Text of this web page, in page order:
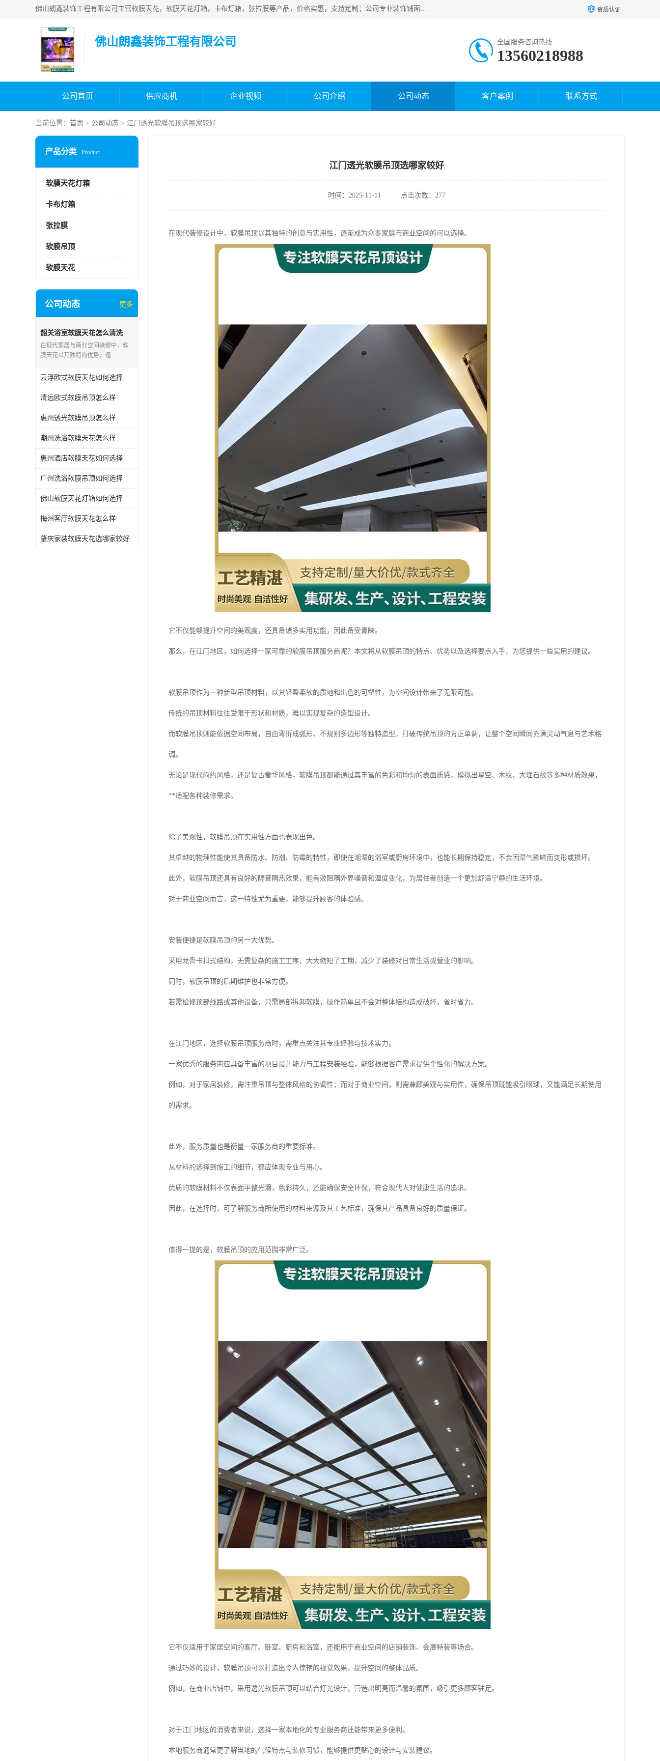
佛山朗鑫装饰工程有限公司主营软膜天花，软膜天花灯箱，卡布灯箱，张拉膜等产品，价格实惠，支持定制；公司专业装饰铺面，家居，会展特装，软膜等工程，技能精良人员，安装快、价格合理，质量保证、热诚与各方有识人士合作，欢迎新老客户来电咨询。 资质认证
佛山朗鑫装饰工程有限公司 全国服务咨询热线:
13560218988
公司首页 供应商机 企业视频 公司介绍 公司动态 客户案例 联系方式
当前位置： 首页 > 公司动态 > 江门透光软膜吊顶选哪家较好
产品分类 Product
软膜天花灯箱
卡布灯箱
张拉膜
软膜吊顶
软膜天花
公司动态 更多
韶关浴室软膜天花怎么清洗
在现代家居与商业空间装修中，软
膜天花以其独特的优势，逐..
云浮欧式软膜天花如何选择
清远欧式软膜吊顶怎么样
惠州透光软膜吊顶怎么样
潮州洗浴软膜天花怎么样
惠州酒店软膜天花如何选择
广州洗浴软膜吊顶如何选择
佛山软膜天花灯箱如何选择
梅州客厅软膜天花怎么样
肇庆家装软膜天花选哪家较好
江门透光软膜吊顶选哪家较好
时间：2025-11-11 点击次数：277
在现代装修设计中，软膜吊顶以其独特的创意与实用性，逐渐成为众多家庭与商业空间的可以选择。
它不仅能够提升空间的美观度，还具备诸多实用功能，因此备受青睐。
那么，在江门地区，如何选择一家可靠的软膜吊顶服务商呢？本文将从软膜吊顶的特点、优势以及选择要点入手，为您提供一些实用的建议。
软膜吊顶作为一种新型吊顶材料，以其轻盈柔软的质地和出色的可塑性，为空间设计带来了无限可能。
传统的吊顶材料往往受限于形状和材质，难以实现复杂的造型设计。
而软膜吊顶则能依据空间布局，自由弯折成弧形、不规则多边形等独特造型，打破传统吊顶的方正单调，让整个空间瞬间充满灵动气息与艺术格
调。
无论是现代简约风格，还是复古奢华风格，软膜吊顶都能通过其丰富的色彩和均匀的表面质感，模拟出星空、木纹、大理石纹等多种材质效果，
**适配各种装修需求。
除了美观性，软膜吊顶在实用性方面也表现出色。
其卓越的物理性能使其具备防水、防潮、防霉的特性，即使在潮湿的浴室或厨房环境中，也能长期保持稳定，不会因湿气影响而变形或损坏。
此外，软膜吊顶还具有良好的隔音隔热效果，能有效阻隔外界噪音和温度变化，为居住者创造一个更加舒适宁静的生活环境。
对于商业空间而言，这一特性尤为重要，能够提升顾客的体验感。
安装便捷是软膜吊顶的另一大优势。
采用龙骨卡扣式结构，无需复杂的施工工序，大大缩短了工期，减少了装修对日常生活或营业的影响。
同时，软膜吊顶的后期维护也非常方便。
若需检修顶部线路或其他设备，只需局部拆卸软膜，操作简单且不会对整体结构造成破坏，省时省力。
在江门地区，选择软膜吊顶服务商时，需重点关注其专业经验与技术实力。
一家优秀的服务商应具备丰富的项目设计能力与工程安装经验，能够根据客户需求提供个性化的解决方案。
例如，对于家居装修，需注重吊顶与整体风格的协调性；而对于商业空间，则需兼顾美观与实用性，确保吊顶既能吸引眼球，又能满足长期使用
的需求。
此外，服务质量也是衡量一家服务商的重要标准。
从材料的选择到施工的细节，都应体现专业与用心。
优质的软膜材料不仅表面平整光滑，色彩持久，还能确保安全环保，符合现代人对健康生活的追求。
因此，在选择时，可了解服务商所使用的材料来源及其工艺标准，确保其产品具备良好的质量保证。
值得一提的是，软膜吊顶的应用范围非常广泛。
它不仅适用于家居空间的客厅、卧室、厨房和浴室，还能用于商业空间的店铺装饰、会展特装等场合。
通过巧妙的设计，软膜吊顶可以打造出令人惊艳的视觉效果，提升空间的整体品质。
例如，在商业店铺中，采用透光软膜吊顶可以结合灯光设计，营造出明亮而温馨的氛围，吸引更多顾客驻足。
对于江门地区的消费者来说，选择一家本地化的专业服务商还能带来更多便利。
本地服务商通常更了解当地的气候特点与装修习惯，能够提供更贴心的设计与安装建议。